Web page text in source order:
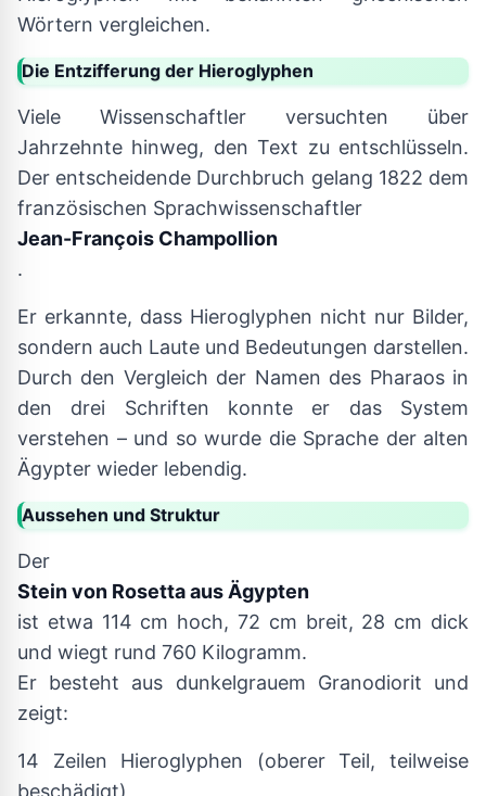
Wörtern vergleichen.
Die Entzifferung der Hieroglyphen
Viele Wissenschaftler versuchten über
Jahrzehnte hinweg, den Text zu entschlüsseln.
Der entscheidende Durchbruch gelang 1822 dem
französischen Sprachwissenschaftler
Jean-François Champollion
.
Er erkannte, dass Hieroglyphen nicht nur Bilder,
sondern auch Laute und Bedeutungen darstellen.
Durch den Vergleich der Namen des Pharaos in
den drei Schriften konnte er das System
verstehen – und so wurde die Sprache der alten
Ägypter wieder lebendig.
Aussehen und Struktur
Der
Stein von Rosetta aus Ägypten
ist etwa 114 cm hoch, 72 cm breit, 28 cm dick
und wiegt rund 760 Kilogramm.
Er besteht aus dunkelgrauem Granodiorit und
zeigt:
14 Zeilen Hieroglyphen (oberer Teil, teilweise
beschädigt)